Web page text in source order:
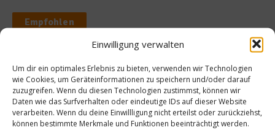
Einwilligung verwalten
Um dir ein optimales Erlebnis zu bieten, verwenden wir Technologien
wie Cookies, um Geräteinformationen zu speichern und/oder darauf
zuzugreifen. Wenn du diesen Technologien zustimmst, können wir
Daten wie das Surfverhalten oder eindeutige IDs auf dieser Website
verarbeiten. Wenn du deine Einwillligung nicht erteilst oder zurückziehst,
können bestimmte Merkmale und Funktionen beeinträchtigt werden.
Empfohlen
Rote-Bete-
Russland
Erst Lust,
Essen aus
Gründen